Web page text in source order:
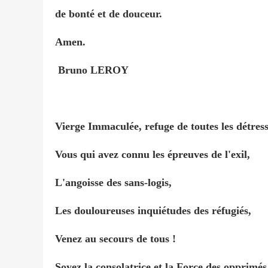
de bonté et de douceur.
Amen.
Bruno LEROY
Vierge Immaculée, refuge de toutes les
Vous qui avez connu les épreuves de l'exil,
L'angoisse des sans-logis,
Les douloureuses inquiétudes des réfugiés,
Venez au secours de tous !